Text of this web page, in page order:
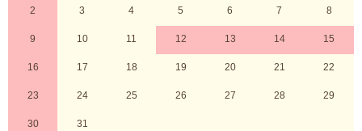
2 3 4 5 6 7 8
9 10 11 12 13 14 15
16 17 18 19 20 21 22
23 24 25 26 27 28 29
30 31